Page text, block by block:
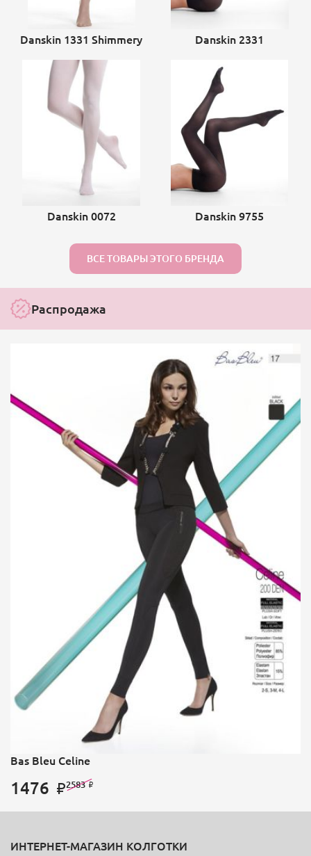
Danskin 1331 Shimmery Danskin 2331
Danskin 0072 Danskin 9755
ВСЕ ТОВАРЫ ЭТОГО БРЕНДА
Распродажа
Bas Bleu Celine
1476 2583
ИНТЕРНЕТ-МАГАЗИН КОЛГОТКИ